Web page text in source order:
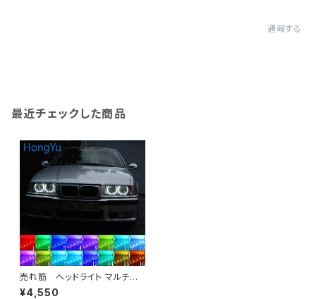
通報する
最近チェックした商品
売れ筋 ヘッドライト マルチカ
ラー RGB LED エンジェル アイ
¥4,550